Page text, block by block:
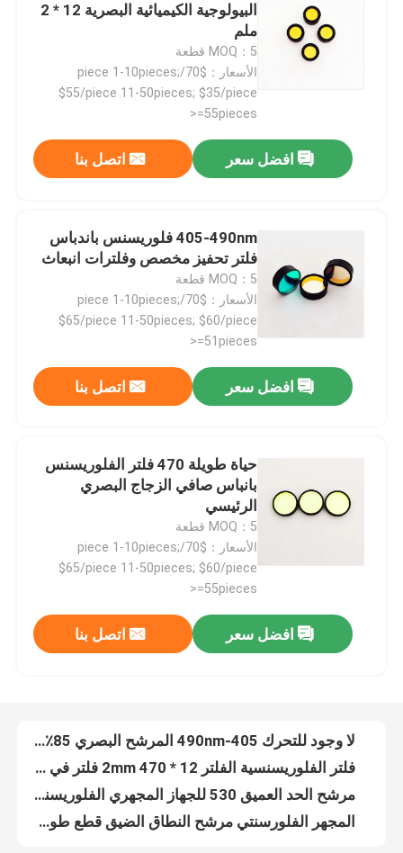
المنتجات
حول بنا
ضبط الجودة
طلب اقتباس
مرشح النطاق البصري
البيولوجية الكيميائية البصرية 12 * 2
ملم
MOQ：5 قطعة
الأسعار：$70/piece 1-10pieces;
$55/piece 11-50pieces; $35/piece
>=55pieces
افضل سعر اتصل بنا
405-490nm فلوريسنس باندباس
فلتر تحفيز مخصص وفلترات انبعاث
MOQ：5 قطعة
الأسعار：$70/piece 1-10pieces;
$65/piece 11-50pieces; $60/piece
>=51pieces
افضل سعر اتصل بنا
حياة طويلة 470 فلتر الفلوريسنس
بانباس صافي الزجاج البصري
الرئيسي
MOQ：5 قطعة
الأسعار：$70/piece 1-10pieces;
$65/piece 11-50pieces; $60/piece
>=55pieces
افضل سعر اتصل بنا
لا وجود للتحرك 405-490nm المرشح البصري 85٪ النقل
الكشف عن الفلوريسانس مرشح النطاق المرئي 470nm المهنية
مرشح الحزام الأشعة تحت الحمراء الطويل 530nm للكشف عن الفوسفور
كاشف الأشعة فوق البنفسجية 450nm مرشح النطاق المرئي 65 الإرسال
مرشح النطاق فوق البنفسجي عالي النقل 365nm لا يوجد أدوات بصرية مدفوعة